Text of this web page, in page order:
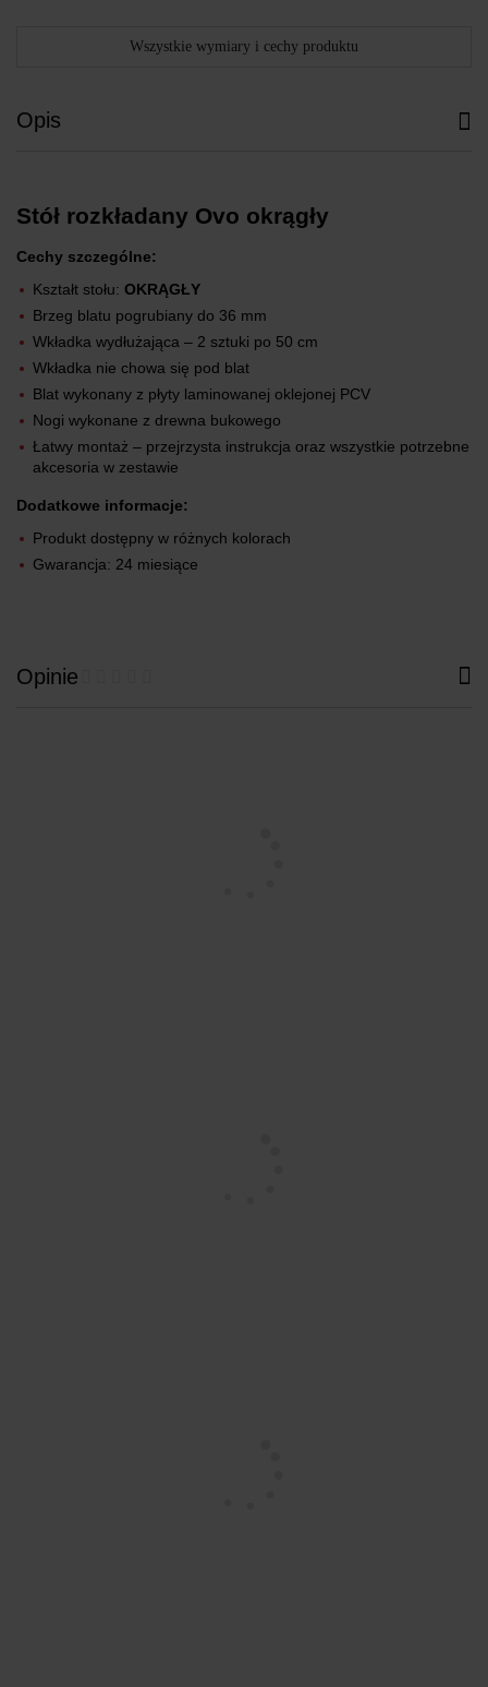
Wszystkie wymiary i cechy produktu
Opis
Stół rozkładany Ovo okrągły
Cechy szczególne:
Kształt stołu: OKRĄGŁY
Brzeg blatu pogrubiany do 36 mm
Wkładka wydłużająca – 2 sztuki po 50 cm
Wkładka nie chowa się pod blat
Blat wykonany z płyty laminowanej oklejonej PCV
Nogi wykonane z drewna bukowego
Łatwy montaż – przejrzysta instrukcja oraz wszystkie potrzebne
akcesoria w zestawie
Dodatkowe informacje:
Produkt dostępny w różnych kolorach
Gwarancja: 24 miesiące
Opinie